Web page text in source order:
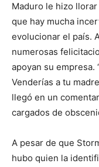
Maduro le hizo
que hay mucha
evolucionar el país.
numerosas
apoyan su empresa.
Venderías a tu
llegó en un
cargados de
A pesar de que
hubo quien la